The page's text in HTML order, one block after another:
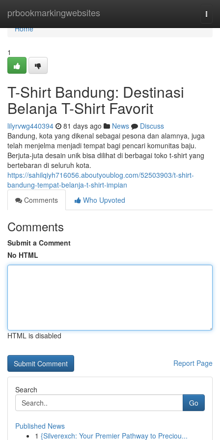
prbookmarkingwebsites
Home
Home
1
T-Shirt Bandung: Destinasi
Belanja T-Shirt Favorit
lilyrvwg440394 81 days ago News
Discuss
Bandung, kota yang dikenal sebagai pesona dan alamnya, juga
telah menjelma menjadi tempat bagi pencari komunitas baju.
Berjuta-juta desain unik bisa dilihat di berbagai toko t-shirt yang
bertebaran di seluruh kota.
https://sahilqiyh716056.aboutyoublog.com/52503903/t-shirt-
bandung-tempat-belanja-t-shirt-impian
Comments
Who Upvoted
Comments
Submit a Comment
No HTML
HTML is disabled
Report Page
Search
Go
Published News
1 {Silverexch: Your Premier Pathway to Preciou...